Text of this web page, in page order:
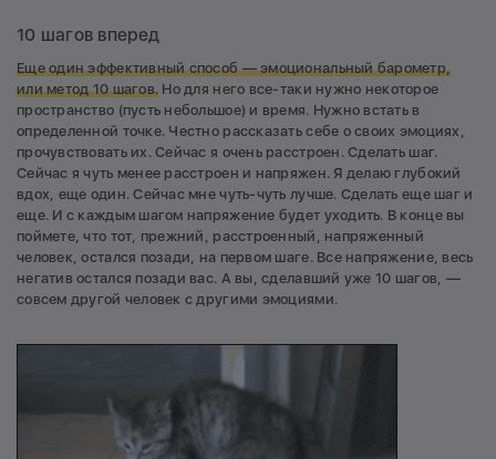
10 шагов вперед
Еще один эффективный способ — эмоциональный барометр,
или метод 10 шагов. Но для него все-таки нужно некоторое
пространство (пусть небольшое) и время. Нужно встать в
определенной точке. Честно рассказать себе о своих эмоциях,
прочувствовать их. Сейчас я очень расстроен. Сделать шаг.
Сейчас я чуть менее расстроен и напряжен. Я делаю глубокий
вдох, еще один. Сейчас мне чуть-чуть лучше. Сделать еще шаг и
еще. И с каждым шагом напряжение будет уходить. В конце вы
поймете, что тот, прежний, расстроенный, напряженный
человек, остался позади, на первом шаге. Все напряжение, весь
негатив остался позади вас. А вы, сделавший уже 10 шагов, —
совсем другой человек с другими эмоциями.